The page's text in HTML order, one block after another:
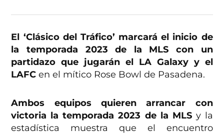
El ‘Clásico del Tráfico’ marcará el inicio de
la temporada 2023 de la MLS con un
partidazo que jugarán el LA Galaxy y el
LAFC en el mítico Rose Bowl de Pasadena.
Ambos equipos quieren arrancar con
victoria la temporada 2023 de la MLSy la
estadística muestra que el encuentro